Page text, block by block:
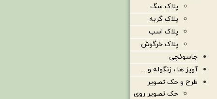
پلاک سگ
پلاک گربه
پلاک اسب
پلاک خرگوش
جاسوئچی
آویز ها ، زنگوله و…
طرح و حک تصویر
حک تصویر روی